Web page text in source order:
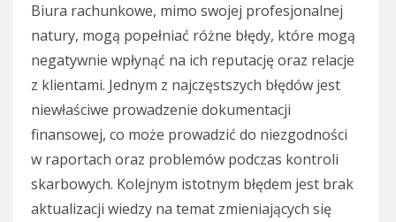
Biura rachunkowe, mimo swojej profesjonalnej
natury, mogą popełniać różne błędy, które mogą
negatywnie wpłynąć na ich reputację oraz relacje
z klientami. Jednym z najczęstszych błędów jest
niewłaściwe prowadzenie dokumentacji
finansowej, co może prowadzić do niezgodności
w raportach oraz problemów podczas kontroli
skarbowych. Kolejnym istotnym błędem jest brak
aktualizacji wiedzy na temat zmieniających się